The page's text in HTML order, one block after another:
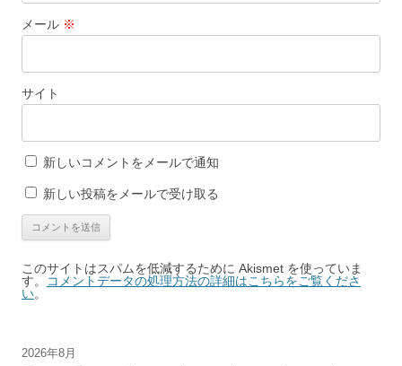
メール ※
サイト
新しいコメントをメールで通知
新しい投稿をメールで受け取る
このサイトはスパムを低減するために Akismet を使っていま
す。
コメントデータの処理方法の詳細はこちらをご覧くださ
い。
2026年8月